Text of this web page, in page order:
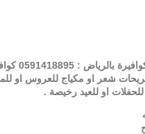
بالرياض : 0591418895
شعر او مكياج للعروس او
او للعيد رخيصة .